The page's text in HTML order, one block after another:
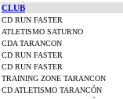
CLUB
CD RUN FASTER
ATLETISMO SATURNO
CDA TARANCON
CD RUN FASTER
CD RUN FASTER
TRAINING ZONE TARANCON
CD ATLETISMO TARANCÓN